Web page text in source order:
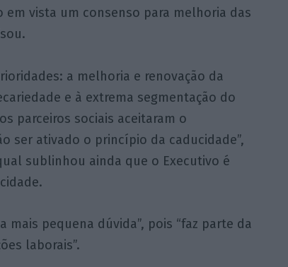
vista um consenso para melhoria das
a melhoria e renovação da
e à extrema segmentação do
parceiros sociais aceitaram o
ser ativado o princípio da caducidade”,
sublinhou ainda que o Executivo é
mais pequena dúvida”, pois “faz parte da
laborais”.